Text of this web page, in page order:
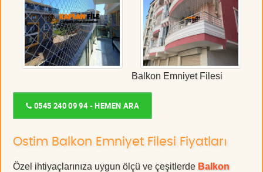
Balkon Emniyet Filesi
0545 240 09 94 - HEMEN ARA
Ostim Balkon Emniyet Filesi Fiyatları
Özel ihtiyaçlarınıza uygun ölçü ve çeşitlerde Balkon